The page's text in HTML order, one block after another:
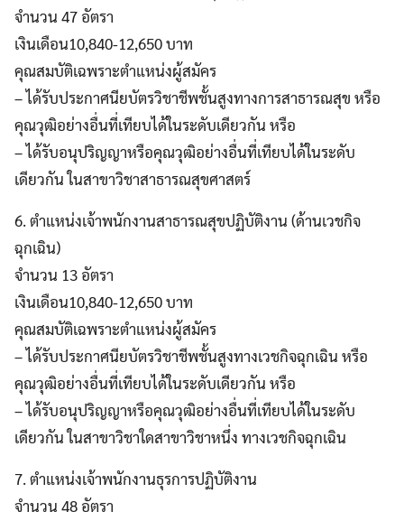
จำนวน 47 อัตรา
เงินเดือน10,840-12,650 บาท
คุณสมบัติเฉพราะตำแหน่งผู้สมัคร
– ได้รับประกาศนียบัตรวิชาชีพชั้นสูงทางการสาธารณสุข หรือ
คุณวุฒิอย่างอื่นที่เทียบได้ในระดับเดียวกัน หรือ
– ได้รับอนุปริญญาหรือคุณวุฒิอย่างอื่นที่เทียบได้ในระดับ
เดียวกัน ในสาขาวิชาสาธารณสุขศาสตร์
6. ตำแหน่งเจ้าพนักงานสาธารณสุขปฏิบัติงาน (ด้านเวชกิจ
ฉุกเฉิน)
จำนวน 13 อัตรา
เงินเดือน10,840-12,650 บาท
คุณสมบัติเฉพราะตำแหน่งผู้สมัคร
– ได้รับประกาศนียบัตรวิชาชีพชั้นสูงทางเวชกิจฉุกเฉิน หรือ
คุณวุฒิอย่างอื่นที่เทียบได้ในระดับเดียวกัน หรือ
– ได้รับอนุปริญญาหรือคุณวุฒิอย่างอื่นที่เทียบได้ในระดับ
เดียวกัน ในสาขาวิชาใดสาขาวิชาหนึ่ง ทางเวชกิจฉุกเฉิน
7. ตำแหน่งเจ้าพนักงานธุรการปฏิบัติงาน
จำนวน 48 อัตรา